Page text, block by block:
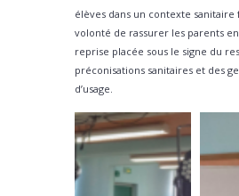
élèves dans un contexte sanitaire
volonté de rassurer les parents
reprise placée sous le signe du
préconisations sanitaires et des
d’usage.